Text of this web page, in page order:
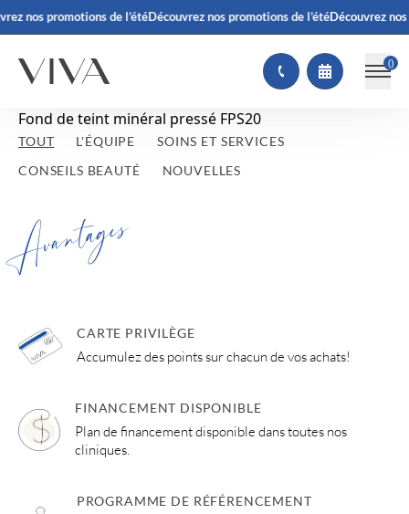
nos promotions de l’étéDécouvrez nos promotions de l’étéDécouvrez
()
Fond de teint minéral pressé FPS20
TOUT L'ÉQUIPE
SOINS ET SERVICES
CONSEILS BEAUTÉ
NOUVELLES
CARTE PRIVILÈGE
Accumulez des points sur chacun de vos achats!
FINANCEMENT DISPONIBLE
Plan de financement disponible dans toutes nos
cliniques.
PROGRAMME DE RÉFÉRENCEMENT